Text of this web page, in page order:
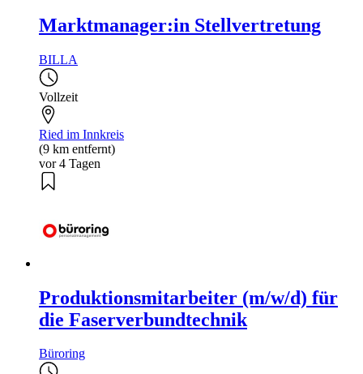
Marktmanager:in Stellvertretung
BILLA
Vollzeit
Ried im Innkreis
(9 km entfernt)
vor 4 Tagen
Produktionsmitarbeiter (m/w/d) für
die Faserverbundtechnik
Büroring